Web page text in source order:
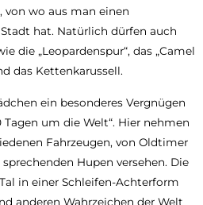
von wo aus man einen
hat. Natürlich dürfen auch
die „Leopardenspur“, das „Camel
das Kettenkarussell.
ein besonderes Vergnügen
um die Welt“. Hier nehmen
Fahrzeugen, von Oldtimer
Hupen versehen. Die
in einer Schleifen-Achterform
anderen Wahrzeichen der Welt